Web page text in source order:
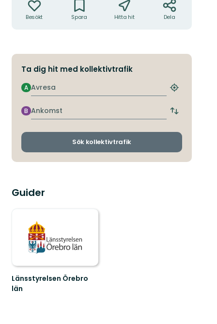
Besökt Spara Hitta hit Dela
Ta dig hit med kollektivtrafik
Avresa
A
Hitta
hållplats
Ankomst
B
Byt
och
Sök kollektivtrafik
Guider
Länsstyrelsen Örebro
län